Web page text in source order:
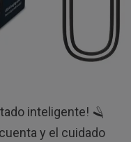
inteligente! 🪒
y el cuidado